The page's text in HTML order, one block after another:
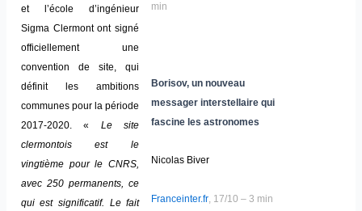
et l’école d’ingénieur
Sigma Clermont ont signé
officiellement une
convention de site, qui
définit les ambitions
communes pour la période
2017-2020.
« Le site
clermontois est le
vingtième pour le CNRS,
avec 250 permanents, ce
qui est significatif. Le fait
min
Borisov, un nouveau
messager interstellaire qui
fascine les astronomes
Nicolas Biver
Franceinter.fr, 17/10 – 3 min